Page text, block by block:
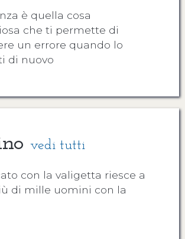
è quella cosa
che ti permette di
un errore quando lo
di nuovo
vedi tutti
con la valigetta riesce a
di mille uomini con la